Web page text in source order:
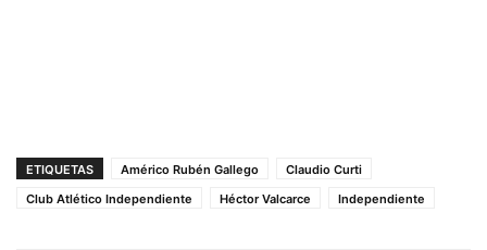
ETIQUETAS Américo Rubén Gallego
Claudio Curti
Club Atlético Independiente
Héctor Valcarce Independiente